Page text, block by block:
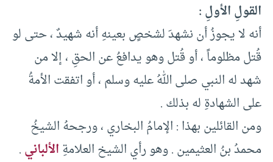
القولِ الأولِ :
أنه لا يجوزُ أن نشهدَ لشخصٍ بعينهِ أنه شهيدٌ ، حتى لو
قُتل مظلوماً ، أو قُتل وهو يدافعُ عن الحقِ ، إلا من
شهد له النبي صلى اللهُ عليه وسلم ، أو اتفقت الأمةُ
على الشهادةِ له بذلك .
ومن القائلين بهذا : الإمامُ البخاري ، ورجحهُ الشيخُ
محمدُ بنُ العثيمين . وهو رأي الشيخ العلامةِالألباني.